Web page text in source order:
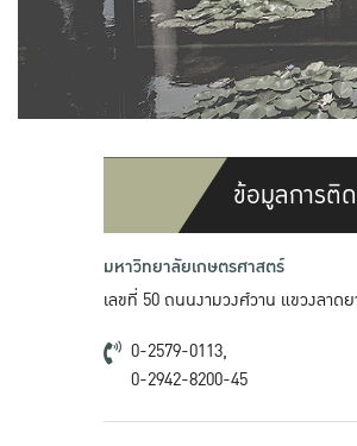
ข้อมูลการติ
มหาวิทยาลัยเกษตรศาสตร์
เลขที่ 50 ถนนงามวงศ์วาน แขวงลาด
0-2579-0113,
0-2942-8200-45